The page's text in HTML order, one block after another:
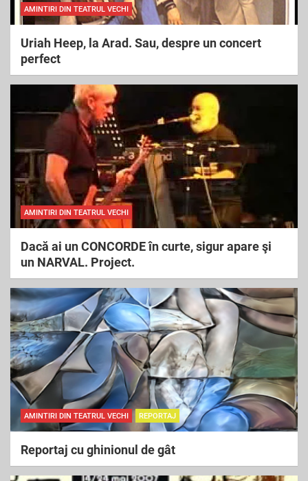
AMINTIRI DIN TEATRUL VECHI
Uriah Heep, la Arad. Sau, despre un concert
perfect
AMINTIRI DIN TEATRUL VECHI
Dacă ai un CONCORDE în curte, sigur apare şi
un NARVAL. Project.
AMINTIRI DIN TEATRUL VECHI REPORTAJ
Reportaj cu ghinionul de gât